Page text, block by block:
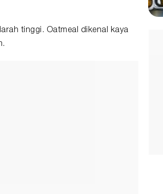
tinggi. Oatmeal dikenal kaya